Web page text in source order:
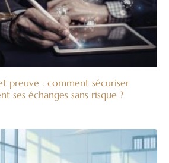
preuve : comment sécuriser
ses échanges sans risque ?